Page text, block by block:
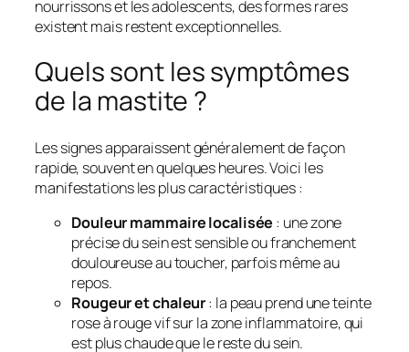
nourrissons et les adolescents, des formes rares
existent mais restent exceptionnelles.
Quels sont les symptômes
de la mastite ?
Les signes apparaissent généralement de façon
rapide, souvent en quelques heures. Voici les
manifestations les plus caractéristiques :
Douleur mammaire localisée : une zone
précise du sein est sensible ou franchement
douloureuse au toucher, parfois même au
repos.
Rougeur et chaleur: la peau prend une teinte
rose à rouge vif sur la zone inflammatoire, qui
est plus chaude que le reste du sein.